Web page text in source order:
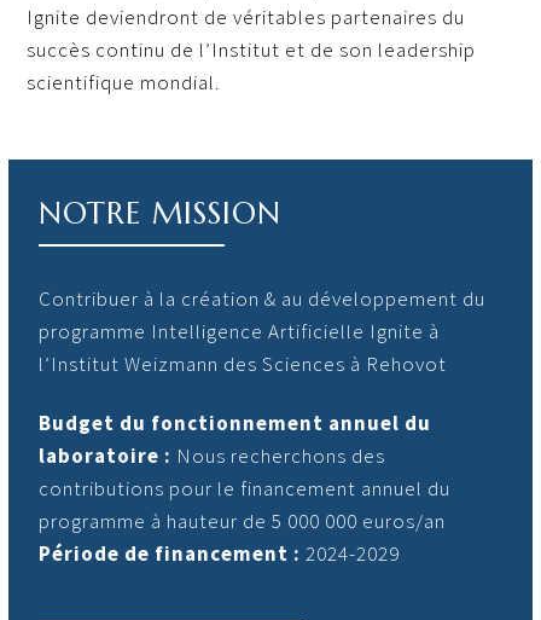
Ignite deviendront de véritables partenaires du
succès continu de l’Institut et de son leadership
scientifique mondial.
NOTRE MISSION
Contribuer à la création & au développement du
programme Intelligence Artificielle Ignite à
l’Institut Weizmann des Sciences à Rehovot
Budget du fonctionnement annuel du
laboratoire : Nous recherchons des
contributions pour le financement annuel du
programme à hauteur de 5 000 000 euros/an
Période de financement : 2024-2029